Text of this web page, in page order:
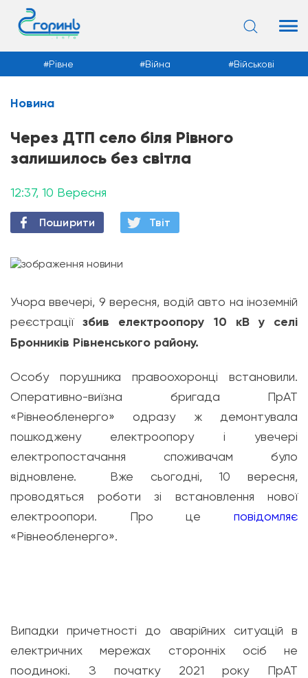
Новини
Рівне Війна Військові
Новина
Через ДТП село біля Рівного
залишилось без світла
12:37, 10 Вересня
Поширити Твiт
Учора ввечері, 9 вересня, водій авто на іноземній
реєстраціїзбив електроопору 10 кВ у селі
Бронників Рівненського району.
Особу порушника правоохоронці встановили.
Оперативно-виїзна бригада ПрАТ
«Рівнеобленерго» одразу ж демонтувала
пошкоджену електроопору і увечері
електропостачання споживачам було
відновлене. Вже сьогодні, 10 вересня,
проводяться роботи зі встановлення нової
електроопори. Про це повідомляє
«Рівнеобленерго».
Випадки причетності до аварійних ситуацій в
електричних мережах сторонніх осіб не
поодинокі. З початку 2021 року ПрАТ